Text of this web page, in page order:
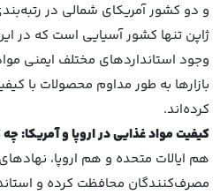
ژاپن تنها کشور آسیایی است که در
وجود استانداردهای مختلف ایمنی
بازارها به طور مداوم محصولات با
کرده‌اند.
کیفیت مواد غذایی در اروپا و آمریکا:
هم ایالات متحده و هم اروپا،
مصرف‌کنندگان محافظت کرده و